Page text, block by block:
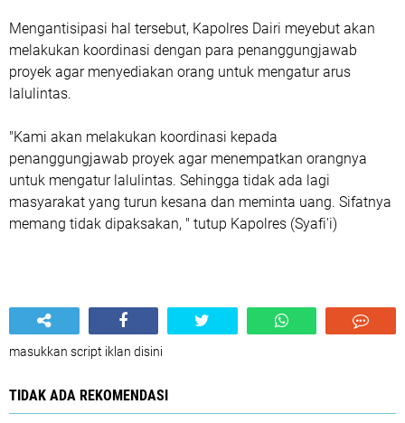
Mengantisipasi hal tersebut, Kapolres Dairi meyebut akan
melakukan koordinasi dengan para penanggungjawab
proyek agar menyediakan orang untuk mengatur arus
lalulintas.
"Kami akan melakukan koordinasi kepada
penanggungjawab proyek agar menempatkan orangnya
untuk mengatur lalulintas. Sehingga tidak ada lagi
masyarakat yang turun kesana dan meminta uang. Sifatnya
memang tidak dipaksakan, " tutup Kapolres (Syafi'i)
masukkan script iklan disini
TIDAK ADA REKOMENDASI